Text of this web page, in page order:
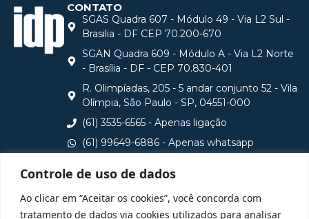
Controle de uso de dados
Ao clicar em “Aceitar os cookies”, você concorda com
tratamento de dados via cookies utilizados para analisar
CONTATO
SGAS Quadra 607 - Módulo 49 - Via L2 Sul -
Brasilia - DF CEP 70.200-670
SGAN Quadra 609 - Módulo A - Via L2 Norte
- Brasília - DF - CEP 70.830-401
R. Olimpíadas, 205 - 5 andar conjunto 52 - Vila
Olímpia, São Paulo - SP, 04551-000
(61) 3535-6565 - Apenas ligação
(61) 99649-6886 - Apenas whatsapp
Consulte aqui o cadastro da Instituição no Sistema e-
MEC